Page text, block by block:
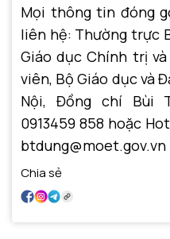
Mọi thông tin đóng
liên hệ: Thường trực
Giáo dục Chính trị
viên, Bộ Giáo dục và
Nội, Đồng chí Bùi
0913459 858 hoặc
btdung@moet.gov.vn
Chia sẻ